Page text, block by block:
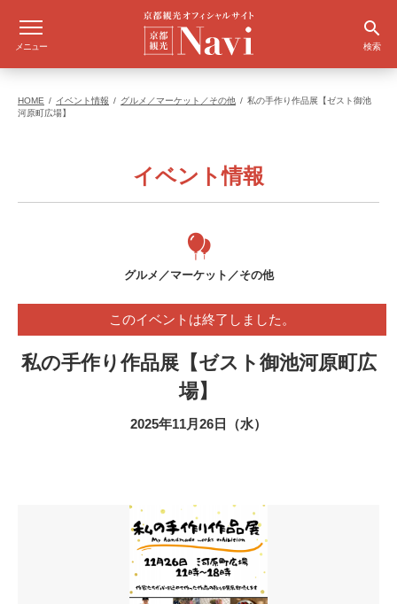
メニュー 検索
HOME イベント情報 グルメ／マーケット／その他
私の手作り作品展【ゼスト御池
河原町広場】
イベント情報
グルメ／マーケット／その他
このイベントは終了しました。
私の手作り作品展【ゼスト御池河原町広
場】
2025年11月26日（水）